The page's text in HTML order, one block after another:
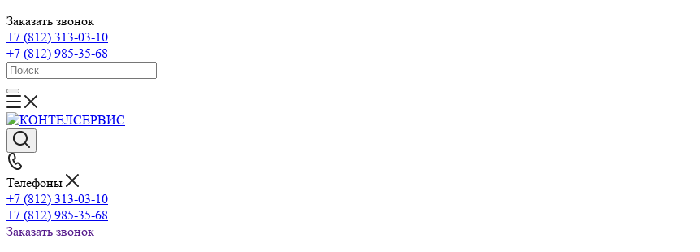
Заказать звонок
+7 (812) 313-03-10
+7 (812) 985-35-68
Телефоны
+7 (812) 313-03-10
+7 (812) 985-35-68
Заказать звонок